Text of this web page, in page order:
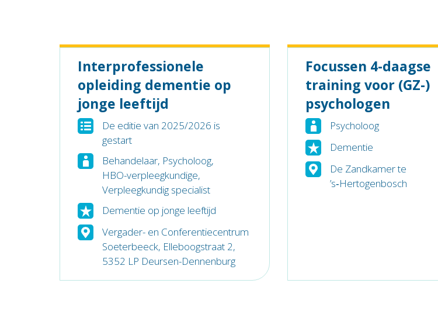
Interprofessionele
opleiding dementie op
jonge leeftijd
De editie van 2025/2026 is
gestart
Behandelaar, Psycholoog,
HBO-verpleegkundige,
Verpleegkundig specialist
Dementie op jonge leeftijd
Vergader- en Conferentiecentrum
Soeterbeeck, Elleboogstraat 2,
5352 LP Deursen-Dennenburg
Focussen 4-daagse
training voor (GZ-)
psychologen
Psycholoog
Dementie
De Zandkamer te
’s‑Hertogenbosch